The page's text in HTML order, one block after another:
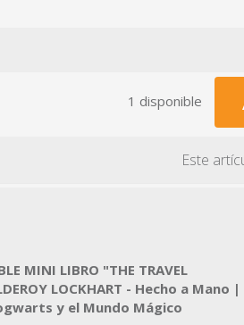
1 disponible
Este
MINI LIBRO "THE TRAVEL
LOCKHART - Hecho a
y el Mundo Mágico